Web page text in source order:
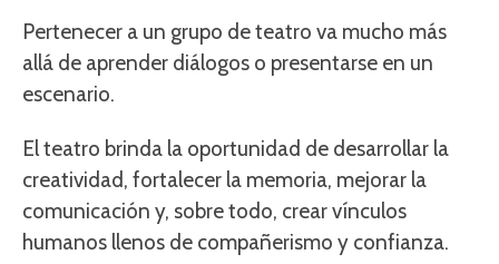
Pertenecer a un grupo de teatro va mucho más
allá de aprender diálogos o presentarse en un
escenario.
El teatro brinda la oportunidad de desarrollar la
creatividad, fortalecer la memoria, mejorar la
comunicación y, sobre todo, crear vínculos
humanos llenos de compañerismo y confianza.